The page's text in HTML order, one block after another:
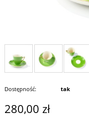
Dostępność: tak
280,00 zł